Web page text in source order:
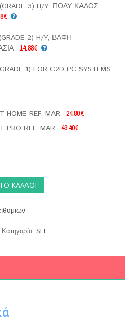
3) H/Y, ΠΟΛΥ ΚΑΛΟΣ
2) H/Y, ΒΑΦΗ
14.88€
1) FOR C2D PC SYSTEMS
HOME REF. MAR 24.80€
PRO REF. MAR 43.40€
ΚΑΛΆΘΙ
Κατηγορία: SFF